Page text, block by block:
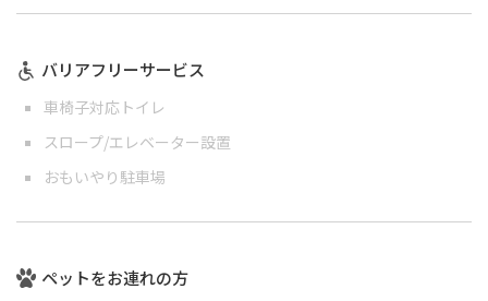
バリアフリーサービス
車椅子対応トイレ
スロープ/エレベーター設置
おもいやり駐車場
ペットをお連れの方